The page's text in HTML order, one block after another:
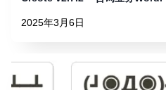
2025年3月6日